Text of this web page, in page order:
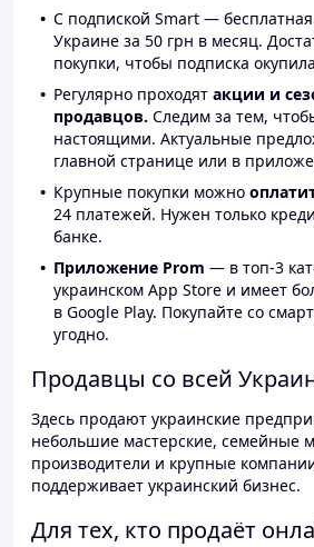
С подпиской Smart — бесплатная
Украине за 50 грн в месяц.
покупки, чтобы подписка
Регулярно проходят акции и
продавцов. Следим за тем,
настоящими. Актуальные
главной странице или в
Крупные покупки можно
24 платежей. Нужен только
банке.
Приложение Prom — в топ-3
украинском App Store и имеет
в Google Play. Покупайте со
угодно.
Продавцы со всей
Здесь продают украинские
небольшие мастерские, семейные
производители и крупные
поддерживает украинский бизнес.
Для тех, кто продаёт